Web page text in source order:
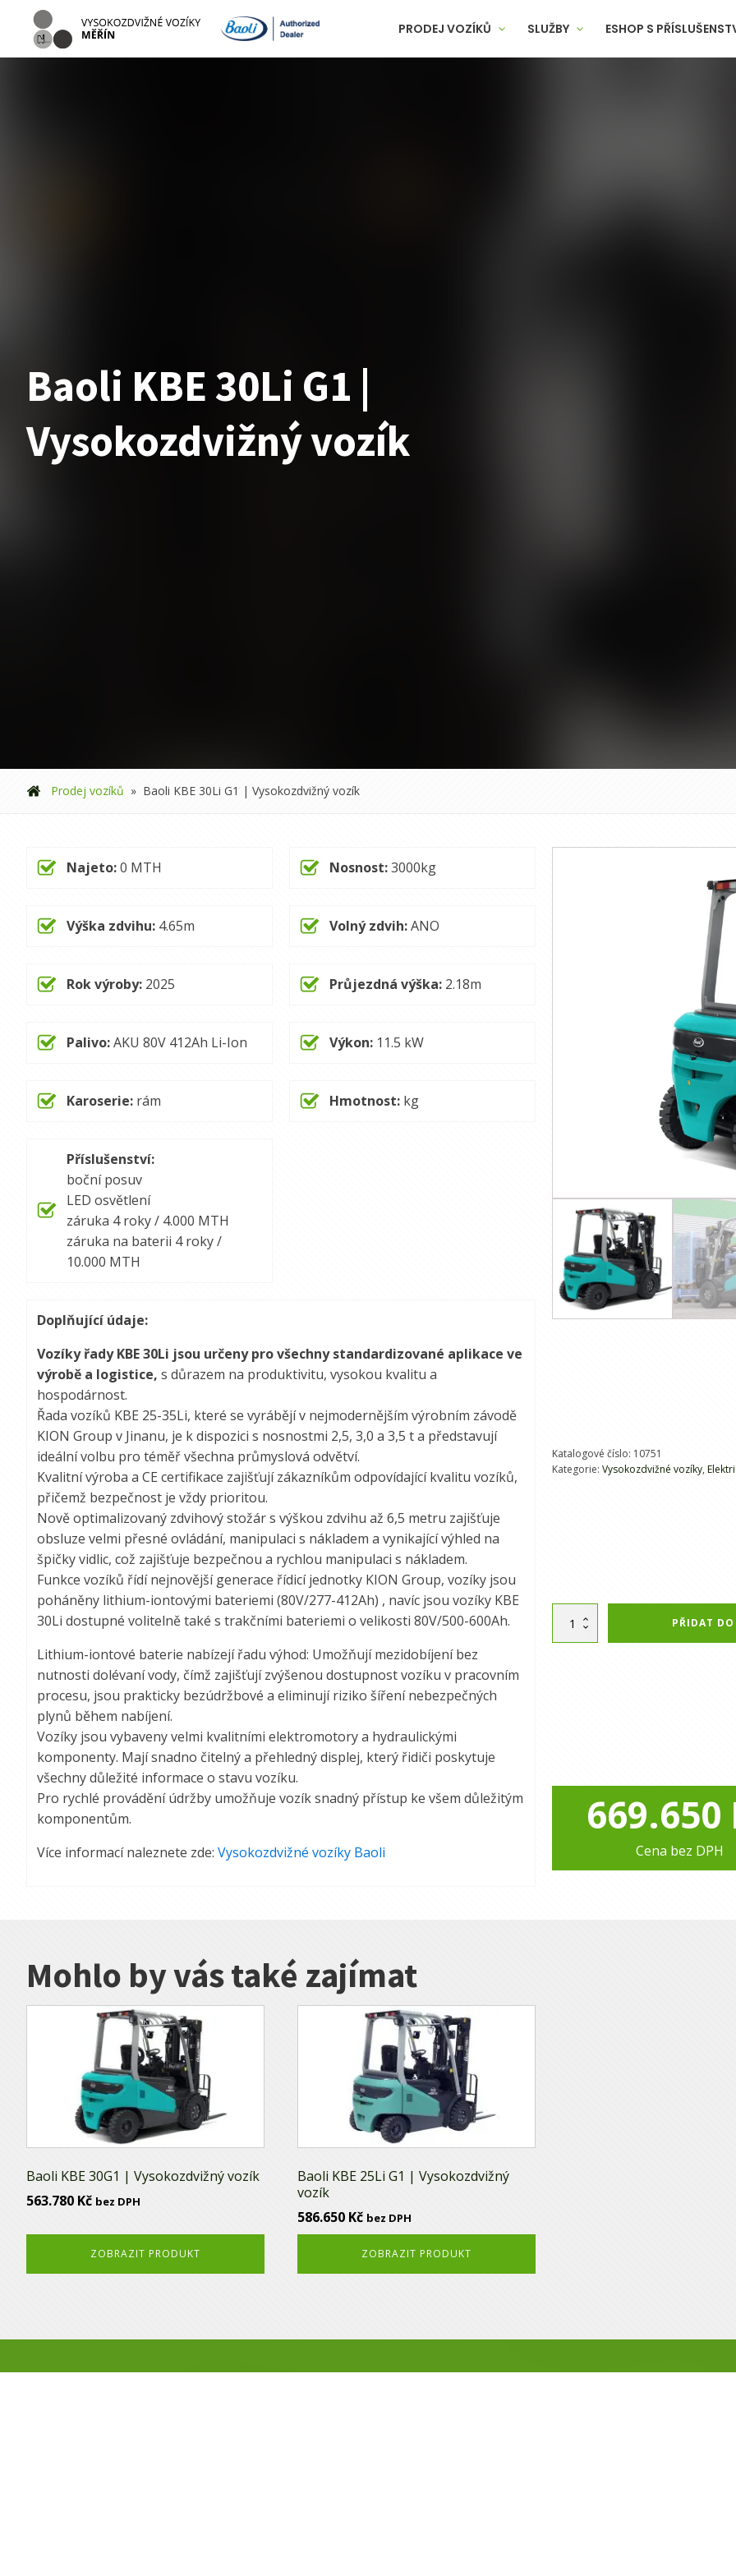
PRODEJ VOZÍKŮ SLUŽBY ESHOP S
Baoli KBE 30Li G1 |
Vysokozdvižný vozík
Prodej vozíků » Baoli KBE 30Li G1 | Vysokozdvižný vozík
Najeto:0 MTH Nosnost:3000kg
Výška zdvihu: 4.65m Volný zdvih:ANO
Rok výroby: 2025 Průjezdná výška: 2.18m
Palivo:AKU 80V 412Ah Li-Ion Výkon: 11.5 kW
Karoserie: rám Hmotnost: kg
Příslušenství:
boční posuv
LED osvětlení
záruka 4 roky / 4.000 MTH
záruka na baterii 4 roky /
10.000 MTH
Doplňující údaje:
Vozíky řady KBE 30Li jsou určeny pro všechny standardizované aplikace ve
výrobě a logistice, s důrazem na produktivitu, vysokou kvalitu a
hospodárnost.
Řada vozíků KBE 25-35Li, které se vyrábějí v nejmodernějším výrobním závodě
KION Group v Jinanu, je k dispozici s nosnostmi 2,5, 3,0 a 3,5 t a představují
ideální volbu pro téměř všechna průmyslová odvětví.
Kvalitní výroba a CE certifikace zajišťují zákazníkům odpovídající kvalitu vozíků,
přičemž bezpečnost je vždy prioritou.
Nově optimalizovaný zdvihový stožár s výškou zdvihu až 6,5 metru zajišťuje
obsluze velmi přesné ovládání, manipulaci s nákladem a vynikající výhled na
špičky vidlic, což zajišťuje bezpečnou a rychlou manipulaci s nákladem.
Funkce vozíků řídí nejnovější generace řídicí jednotky KION Group, vozíky jsou
poháněny lithium-iontovými bateriemi (80V/277-412Ah) , navíc jsou vozíky KBE
30Li dostupné volitelně také s trakčními bateriemi o velikosti 80V/500-600Ah.
Lithium-iontové baterie nabízejí řadu výhod: Umožňují mezidobíjení bez
nutnosti dolévaní vody, čímž zajišťují zvýšenou dostupnost vozíku v pracovním
procesu, jsou prakticky bezúdržbové a eliminují riziko šíření nebezpečných
plynů během nabíjení.
Vozíky jsou vybaveny velmi kvalitními elektromotory a hydraulickými
komponenty. Mají snadno čitelný a přehledný displej, který řidiči poskytuje
všechny důležité informace o stavu vozíku.
Pro rychlé provádění údržby umožňuje vozík snadný přístup ke všem důležitým
komponentům.
Více informací naleznete zde: Vysokozdvižné vozíky Baoli
Katalogové číslo: 10751
Kategorie: Vysokozdvižné vozíky,
Baoli
PŘIDAT
Alternative:
669.650
Cena bez DPH
Mohlo by vás také zajímat
Baoli KBE 30G1 | Vysokozdvižný vozík
563.780 Kč bez DPH
ZOBRAZIT PRODUKT
Baoli KBE 25Li G1 | Vysokozdvižný
vozík
586.650 Kč bez DPH
ZOBRAZIT PRODUKT